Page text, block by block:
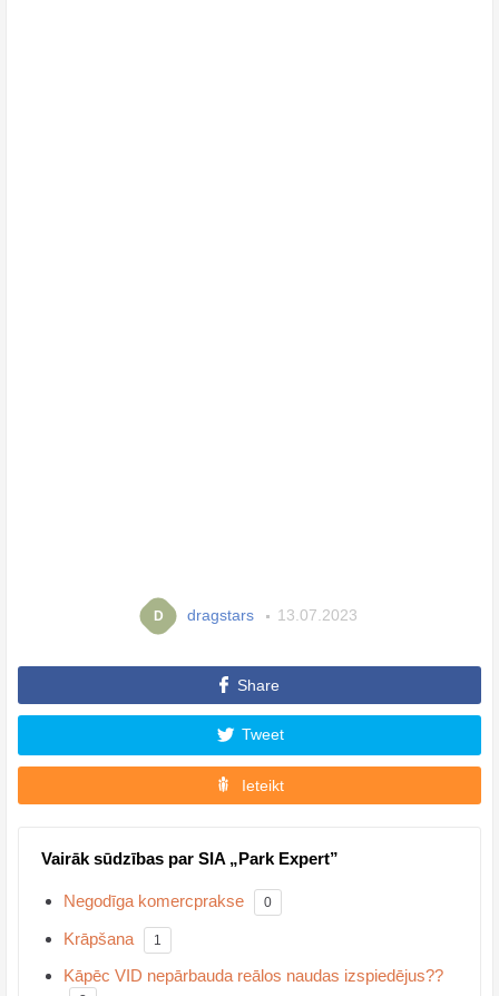
D dragstars 13.07.2023
Share
Tweet
Ieteikt
Vairāk sūdzības par SIA „Park Expert”
Negodīga komercprakse 0
Krāpšana 1
Kāpēc VID nepārbauda reālos naudas izspiedējus??